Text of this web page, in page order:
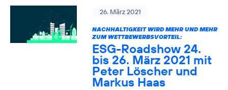
26. März 2021
NACHHALTIGKEIT WIRD MEHR UND MEHR
ZUM WETTBEWERBSVORTEIL:
ESG-Roadshow 24.
bis 26. März 2021 mit
Peter Löscher und
Markus Haas